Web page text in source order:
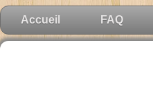
Accueil FAQ